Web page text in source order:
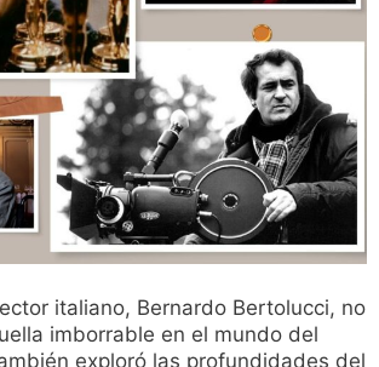
italiano, Bernardo Bertolucci, no
imborrable en el mundo del
exploró las profundidades del